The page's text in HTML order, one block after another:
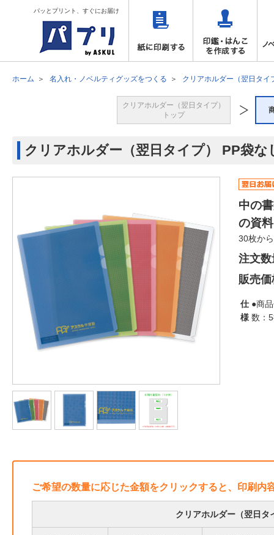
パッとプリント、すぐにお届け
ホーム 名入れ・ノベルティグッズをつくる クリアホルダー（翌日タイ
クリアホルダー（翌日タイプ）
トップ
クリアホルダー（翌日タイプ） PP袋
中の
の資
30枚か
注文数
販売価
仕
様
●商
数：
ご希望の数量に応じた金額をクリックすると、印刷内
クリアホルダー（翌日タ